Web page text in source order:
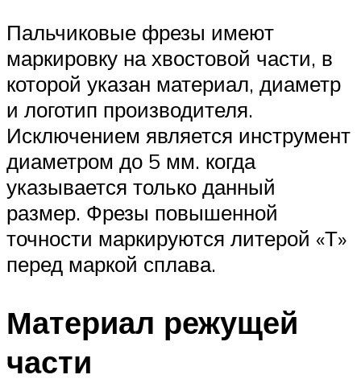
Пальчиковые фрезы имеют
маркировку на хвостовой части, в
которой указан материал, диаметр
и логотип производителя.
Исключением является инструмент
диаметром до 5 мм. когда
указывается только данный
размер. Фрезы повышенной
точности маркируются литерой «Т»
перед маркой сплава.
Материал режущей
части